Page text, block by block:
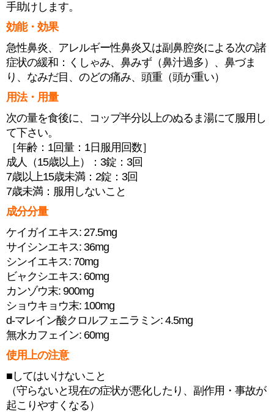
手助けします。
効能・効果
急性鼻炎、アレルギー性鼻炎又は副鼻腔炎による次の諸
症状の緩和：くしゃみ、鼻みず（鼻汁過多）、鼻づま
り、なみだ目、のどの痛み、頭重（頭が重い）
用法・用量
次の量を食後に、コップ半分以上のぬるま湯にて服用し
て下さい。
［年齢：1回量：1日服用回数］
成人（15歳以上）：3錠：3回
7歳以上15歳未満：2錠：3回
7歳未満：服用しないこと
成分分量
ケイガイエキス: 27.5mg
サイシンエキス: 36mg
シンイエキス: 70mg
ビャクシエキス: 60mg
カンゾウ末: 900mg
ショウキョウ末: 100mg
d-マレイン酸クロルフェニラミン: 4.5mg
無水カフェイン: 60mg
使用上の注意
■してはいけないこと
（守らないと現在の症状が悪化したり、副作用・事故が
起こりやすくなる）